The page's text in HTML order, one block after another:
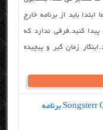
باید از برنامه خارج
کنید.فرقی ندارد که
زمان گیر و پیچیده
دانلود Songsterr Guitar Tabs & Chords 2.0.20 برنامه